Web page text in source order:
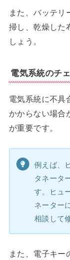
また、バッテ
掃し、乾燥した
しょう。
電気系統のチ
電気系統に不具
かからない場合
が重要です。
例えば、
タネータ
す。ヒュ
ネーター
相談して
また、電子キー